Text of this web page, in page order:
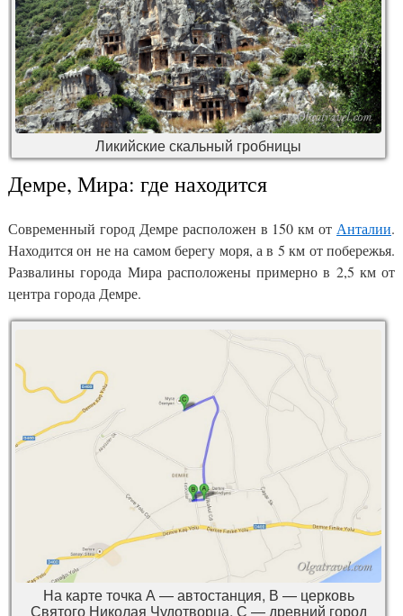
Ликийские скальный гробницы
Демре, Мира: где находится
Современный город Демре расположен в 150 км от Анталии.
Находится он не на самом берегу моря, а в 5 км от побережья.
Развалины города Мира расположены примерно в 2,5 км от
центра города Демре.
На карте точка А — автостанция, В — церковь
Святого Николая Чудотворца, С — древний город